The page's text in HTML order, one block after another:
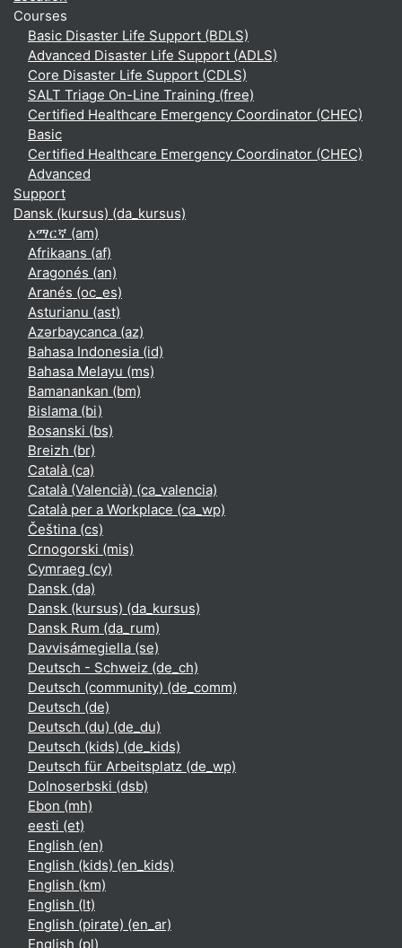
Courses
Basic Disaster Life Support (BDLS)
Advanced Disaster Life Support (ADLS)
Core Disaster Life Support (CDLS)
SALT Triage On-Line Training (free)
Certified Healthcare Emergency Coordinator (CHEC)
Basic
Certified Healthcare Emergency Coordinator (CHEC)
Advanced
Support
Dansk (kursus) ‎(da_kursus)‎
አማርኛ ‎(am)‎
Afrikaans ‎(af)‎
Aragonés ‎(an)‎
Aranés ‎(oc_es)‎
Asturianu ‎(ast)‎
Azərbaycanca ‎(az)‎
Bahasa Indonesia ‎(id)‎
Bahasa Melayu ‎(ms)‎
Bamanankan ‎(bm)‎
Bislama ‎(bi)‎
Bosanski ‎(bs)‎
Breizh ‎(br)‎
Català ‎(ca)‎
Català (Valencià) ‎(ca_valencia)‎
Català per a Workplace ‎(ca_wp)‎
Čeština ‎(cs)‎
Crnogorski ‎(mis)‎
Cymraeg ‎(cy)‎
Dansk ‎(da)‎
Dansk (kursus) ‎(da_kursus)‎
Dansk Rum ‎(da_rum)‎
Davvisámegiella ‎(se)‎
Deutsch - Schweiz ‎(de_ch)‎
Deutsch (community) ‎(de_comm)‎
Deutsch ‎(de)‎
Deutsch (du) ‎(de_du)‎
Deutsch (kids) ‎(de_kids)‎
Deutsch für Arbeitsplatz ‎(de_wp)‎
Dolnoserbski ‎(dsb)‎
Ebon ‎(mh)‎
eesti ‎(et)‎
English ‎(en)‎
English (kids) ‎(en_kids)‎
English ‎(km)‎
English ‎(lt)‎
English (pirate) ‎(en_ar)‎
English ‎(pl)‎